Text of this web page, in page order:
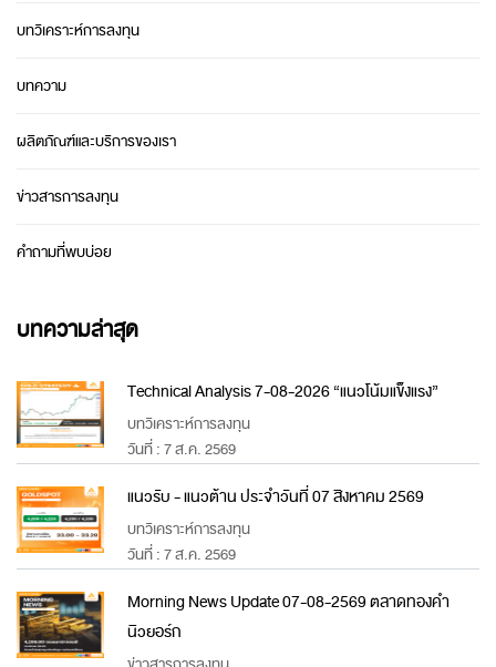
บทวิเคราะห์การลงทุน
บทความ
ผลิตภัณฑ์และบริการของเรา
ข่าวสารการลงทุน
คำถามที่พบบ่อย
บทความล่าสุด
Technical Analysis 7-08-2026 “แนวโน้มแข็งแรง”
บทวิเคราะห์การลงทุน
วันที่ : 7 ส.ค. 2569
แนวรับ - แนวต้าน ประจำวันที่ 07 สิงหาคม 2569
บทวิเคราะห์การลงทุน
วันที่ : 7 ส.ค. 2569
Morning News Update 07-08-2569 ตลาดทองคำ
นิวยอร์ก